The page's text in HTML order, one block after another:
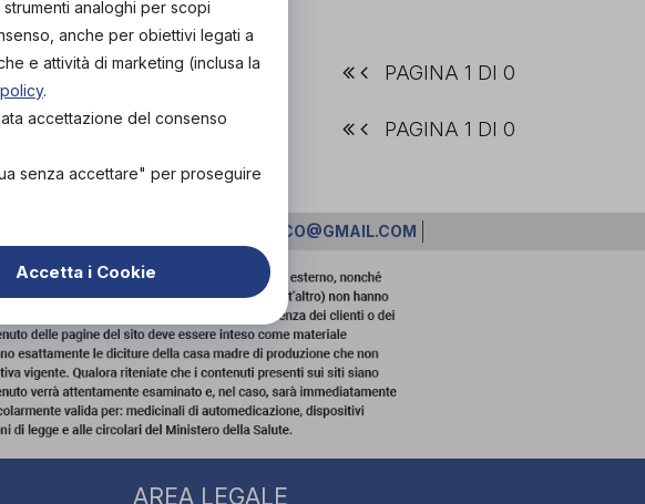
PAGINA 1 DI 0
PAGINA 1 DI 0
CENTROTECNICOORTOPEDICO@GMAIL.COM
AREA LEGALE
analoghi per scopi
anche per obiettivi legati a
e attività di marketing (inclusa la
.
accettazione del consenso
senza accettare" per proseguire
Accetta i Cookie